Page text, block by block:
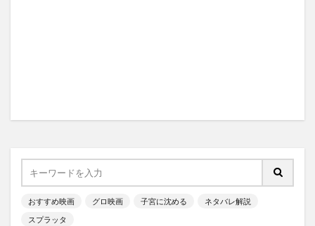
おすすめ映画 グロ映画 子宮に沈める
ネタバレ解説
スプラッタ